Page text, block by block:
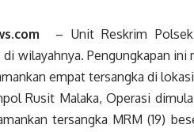
– Unit Reskrim Polsek
wilayahnya. Pengungkapan ini
empat tersangka di
Rusit Malaka, Operasi
tersangka MRM (19)